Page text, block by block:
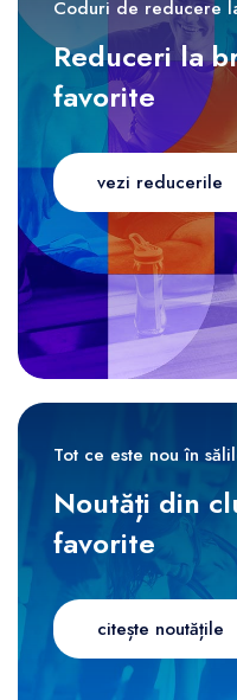
Coduri de reducere
Reduceri la
favorite
vezi reducerile
Tot ce este nou în
Noutăți din
favorite
citește noutățile